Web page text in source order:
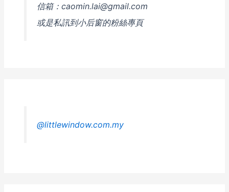
信箱：caomin.lai@gmail.com
或是私訊到小后窗的粉絲專頁
@littlewindow.com.my